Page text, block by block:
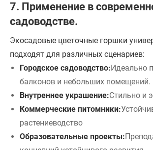
7. Применение в
садоводстве.
Экосадовые цветочные горшки
подходят для различных сценариев:
Городское садоводство:Идеально
балконов и небольших помещений.
Внутреннее украшение:Стильно и
Коммерческие питомники:
растениеводство
Образовательные проекты: